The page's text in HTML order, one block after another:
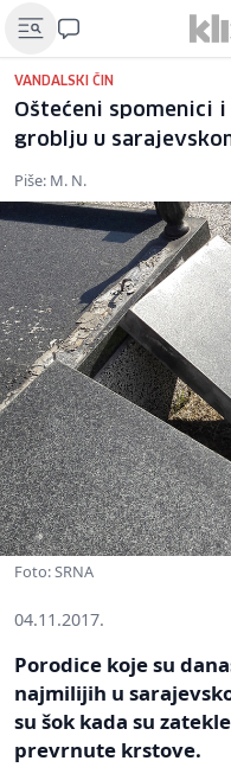
VANDALSKI ČIN
Oštećeni spomenici
groblju u
Piše: M. N.
Foto: SRNA
04.11.2017.
Porodice koje su
najmilijih u
su šok kada su
prevrnute krstove.